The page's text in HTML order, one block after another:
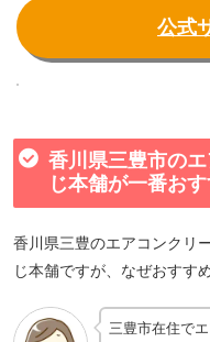
公式
香川県三豊市の
じ本舗が一番お
香川県三豊のエアコンクリ
じ本舗ですが、なぜおすす
三豊市在住で